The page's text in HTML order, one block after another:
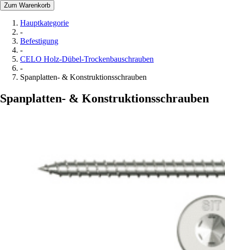
Zum Warenkorb
Hauptkategorie
-
Befestigung
-
CELO Holz-Dübel-Trockenbauschrauben
-
Spanplatten- & Konstruktionsschrauben
Spanplatten- & Konstruktionsschrauben